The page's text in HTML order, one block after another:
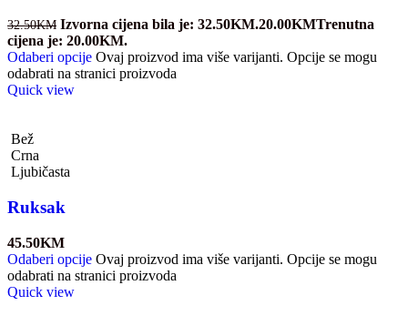
32.50KM Izvorna cijena bila je: 32.50KM.20.00KMTrenutna
cijena je: 20.00KM.
Odaberi opcije Ovaj proizvod ima više varijanti. Opcije se mogu
odabrati na stranici proizvoda
Quick view
Bež
Crna
Ljubičasta
Ruksak
45.50KM
Odaberi opcije Ovaj proizvod ima više varijanti. Opcije se mogu
odabrati na stranici proizvoda
Quick view